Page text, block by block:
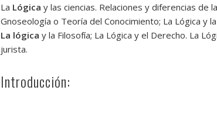
La Lógica y las ciencias. Relaciones y diferencias de
Gnoseología o Teoría del Conocimiento; La Lógica y
La lógica y la Filosofía; La Lógica y el Derecho. La
jurista.
Introducción: